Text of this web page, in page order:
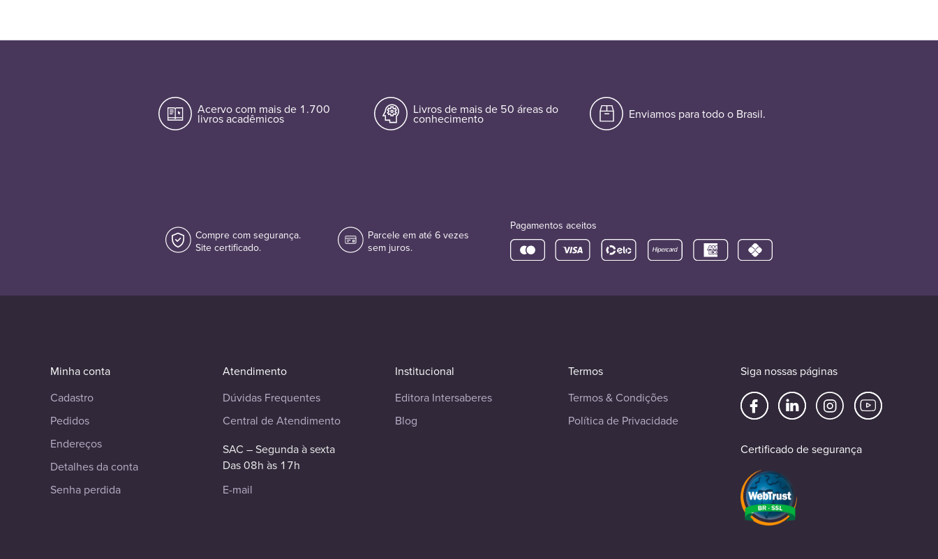
Acervo com mais de 1.700
livros acadêmicos
Livros de mais de 50 áreas do
conhecimento Enviamos para todo o Brasil.
Compre com segurança.
Site certificado.
Parcele em até 6 vezes
sem juros.
Pagamentos aceitos
Minha conta
Cadastro
Pedidos
Endereços
Detalhes da conta
Senha perdida
Atendimento
Dúvidas Frequentes
Central de Atendimento
SAC – Segunda à sexta
Das 08h às 17h
E-mail
Institucional
Editora Intersaberes
Blog
Termos
Termos & Condições
Política de Privacidade
Siga nossas páginas
Certificado de segurança